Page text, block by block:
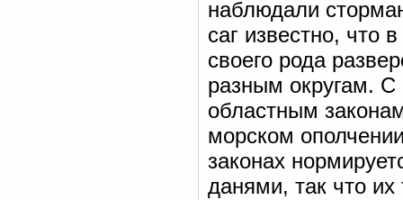
наблюдали
саг известно, что
своего рода
разным округам. С
областным
морском
законах
данями, так что их